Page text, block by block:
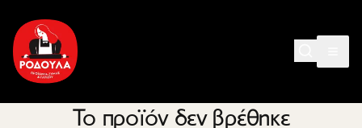
Το προϊόν δεν βρέθηκε